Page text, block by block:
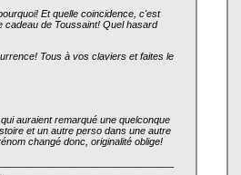
Et quelle coincidence, c'est
cadeau de Toussaint! Quel hasard
Tous à vos claviers et faites le
auraient remarqué une quelconque
et un autre perso dans une autre
changé donc, originalité oblige!